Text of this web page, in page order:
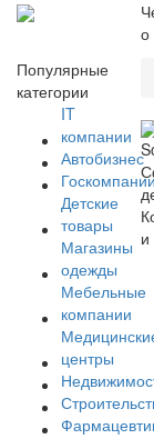
о
Популярные
категории
IT
компании
Автобизнес
Детские
товары
Магазины
одежды
Мебельные
компании
центры